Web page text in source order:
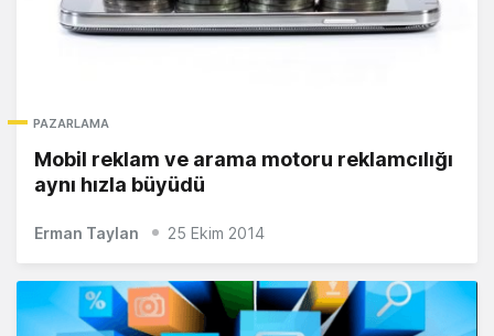
PAZARLAMA
Mobil reklam ve arama motoru reklamcılığı
aynı hızla büyüdü
Erman Taylan 25 Ekim 2014